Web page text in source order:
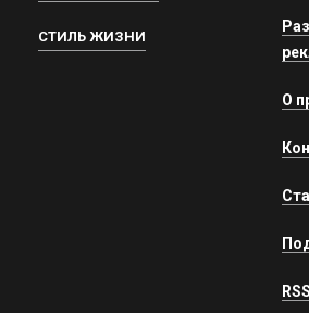
СТИЛЬ ЖИЗНИ
О
RSS